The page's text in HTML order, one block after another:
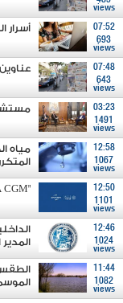
views
07:52
693
views
أسرار
07:48
643
views
عناوين
03:23
1491
views
12:58
1067
views
مياه
12:50
1101
views
"CMA CGM" تُنجز الاستحواذ على مجموعة فتّال
12:46
1024
views
11:44
1082
views